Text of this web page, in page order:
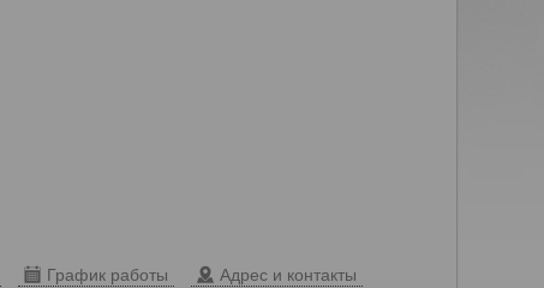
График работы Адрес и контакты